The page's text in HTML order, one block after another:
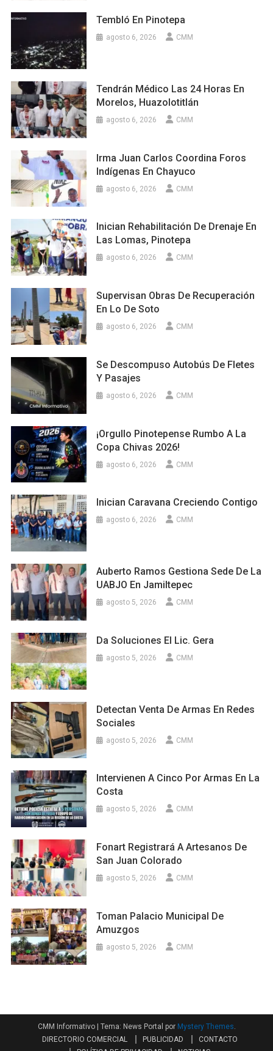
Tembló En Pinotepa
agosto 6, 2026 CMM
Tendrán Médico Las 24 Horas En
Morelos, Huazolotitlán
agosto 6, 2026 CMM
Irma Juan Carlos Coordina Foros
Indígenas En Chayuco
agosto 6, 2026 CMM
Inician Rehabilitación De Drenaje En
Las Lomas, Pinotepa
agosto 6, 2026 CMM
Supervisan Obras De Recuperación
En Lo De Soto
agosto 6, 2026 CMM
Se Descompuso Autobús De Fletes
Y Pasajes
agosto 6, 2026 CMM
¡Orgullo Pinotepense Rumbo A La
Copa Chivas 2026!
agosto 6, 2026 CMM
Inician Caravana Creciendo Contigo
agosto 6, 2026 CMM
Auberto Ramos Gestiona Sede De La
UABJO En Jamiltepec
agosto 5, 2026 CMM
Da Soluciones El Lic. Gera
agosto 5, 2026 CMM
Detectan Venta De Armas En Redes
Sociales
agosto 5, 2026 CMM
Intervienen A Cinco Por Armas En La
Costa
agosto 5, 2026 CMM
Fonart Registrará A Artesanos De
San Juan Colorado
agosto 5, 2026 CMM
Toman Palacio Municipal De
Amuzgos
agosto 5, 2026 CMM
CMM Informativo Tema: News Portal por Mystery Themes.
DIRECTORIO COMERCIAL
PUBLICIDAD
CONTACTO